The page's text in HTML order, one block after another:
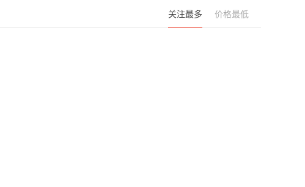
关注最多 价格最低